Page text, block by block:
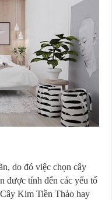
do đó việc chọn cây
được tính đến các yếu tố
Kim Tiền Thảo hay